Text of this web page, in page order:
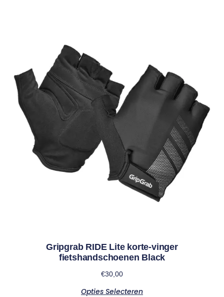
Gripgrab RIDE Lite korte-vinger
fietshandschoenen Black
€30,00
Opties Selecteren